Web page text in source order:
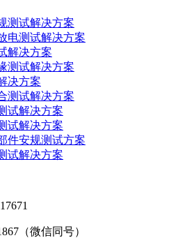
测试解决方案
电测试解决方案
解决方案
测试解决方案
决方案
测试解决方案
试解决方案
试解决方案
件安规测试方案
试解决方案
（微信同号）